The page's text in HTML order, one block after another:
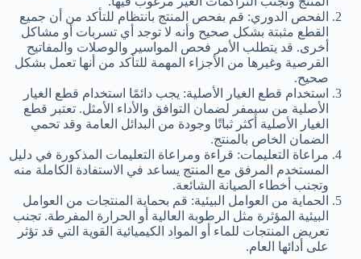
الفحص الدوري: قم بفحص المنتج بانتظام للتأكد من أن جميع
القطع مثبتة بشكل صحيح وأنه لا توجد أي تسربات أو مشاكل
أخرى. قد يتطلب الأمر فحص المواسير والوصلات والمفاتيح
القرصية وغيرها من الأجزاء المهمة للتأكد من أنها تعمل بشكل
صحيح.
استخدام قطع الغيار الأصلية: يجب دائمًا استخدام قطع الغيار
الأصلية من سيمفر لضمان التوافق والأداء الأمثل. تعتبر قطع
الغيار الأصلية أكثر ثباتًا وجودة من البدائل العامة وقد تحمي
الضمان الخاص بالمنتج.
مراعاة التعليمات: قراءة ومراعاة التعليمات المذكورة في دليل
المستخدم المرفق مع المنتج يساعد في الاستفادة الكاملة منه
وتجنب أخطاء الصيانة الشائعة.
الحماية من العوامل البيئية: قم بحماية المنتجات من العوامل
البيئية المؤثرة مثل الرطوبة العالية أو الحرارة المفرطة. تجنب
تعريض المنتجات للماء أو المواد الكيميائية القوية التي قد تؤثر
على أدائها العام.